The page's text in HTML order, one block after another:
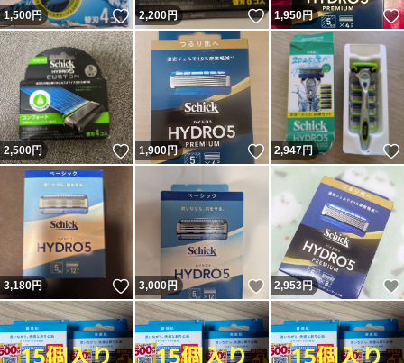
1,500円 いいね！
2,200円 いいね！
1,950円
2,500円 いいね！
1,900円 いいね！
2,947円
3,180円 いいね！
3,000円 いいね！
2,953円